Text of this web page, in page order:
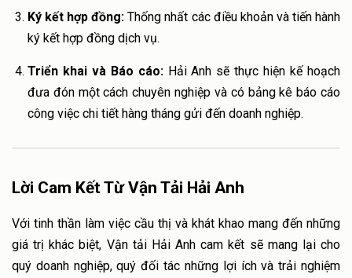
Ký kết hợp đồng: Thống nhất các điều khoản và tiến hành
ký kết hợp đồng dịch vụ.
Triển khai và Báo cáo:Hải Anh sẽ thực hiện kế hoạch
đưa đón một cách chuyên nghiệp và có bảng kê báo cáo
công việc chi tiết hàng tháng gửi đến doanh nghiệp.
Lời Cam Kết Từ Vận Tải Hải Anh
Với tinh thần làm việc cầu thị và khát khao mang đến những
giá trị khác biệt, Vận tải Hải Anh cam kết sẽ mang lại cho
quý doanh nghiệp, quý đối tác những lợi ích và trải nghiệm